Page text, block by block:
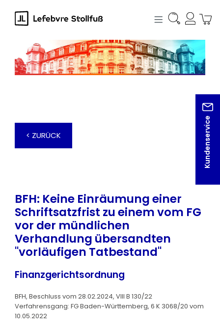
springen
Kundenservice
< ZURÜCK
BFH: Keine Einräumung einer
Schriftsatzfrist zu einem vom FG
vor der mündlichen
Verhandlung übersandten
"vorläufigen Tatbestand"
Finanzgerichtsordnung
BFH, Beschluss vom 28.02.2024, VIII B 130/22
Verfahrensgang: FG Baden-Württemberg, 6 K 3068/20 vom
10.05.2022